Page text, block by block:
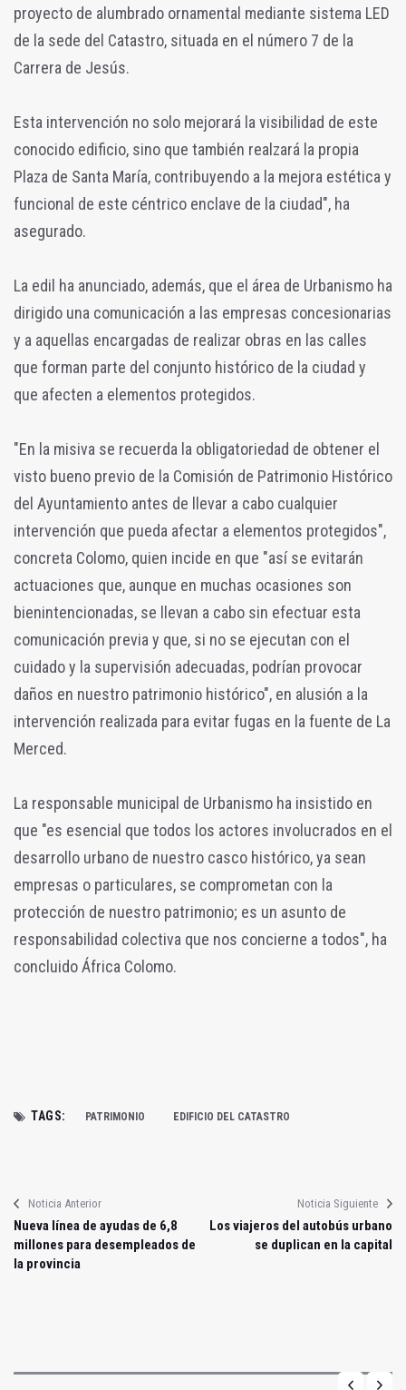
proyecto de alumbrado ornamental mediante sistema LED
de la sede del Catastro, situada en el número 7 de la
Carrera de Jesús.
Esta intervención no solo mejorará la visibilidad de este
conocido edificio, sino que también realzará la propia
Plaza de Santa María, contribuyendo a la mejora estética y
funcional de este céntrico enclave de la ciudad", ha
asegurado.
La edil ha anunciado, además, que el área de Urbanismo ha
dirigido una comunicación a las empresas concesionarias
y a aquellas encargadas de realizar obras en las calles
que forman parte del conjunto histórico de la ciudad y
que afecten a elementos protegidos.
"En la misiva se recuerda la obligatoriedad de obtener el
visto bueno previo de la Comisión de Patrimonio Histórico
del Ayuntamiento antes de llevar a cabo cualquier
intervención que pueda afectar a elementos protegidos",
concreta Colomo, quien incide en que "así se evitarán
actuaciones que, aunque en muchas ocasiones son
bienintencionadas, se llevan a cabo sin efectuar esta
comunicación previa y que, si no se ejecutan con el
cuidado y la supervisión adecuadas, podrían provocar
daños en nuestro patrimonio histórico", en alusión a la
intervención realizada para evitar fugas en la fuente de La
Merced.
La responsable municipal de Urbanismo ha insistido en
que "es esencial que todos los actores involucrados en el
desarrollo urbano de nuestro casco histórico, ya sean
empresas o particulares, se comprometan con la
protección de nuestro patrimonio; es un asunto de
responsabilidad colectiva que nos concierne a todos", ha
concluido África Colomo.
TAGS: PATRIMONIO EDIFICIO DEL CATASTRO
Noticia Anterior
Nueva línea de ayudas de 6,8
millones para desempleados de
la provincia
Noticia Siguiente
Los viajeros del autobús urbano
se duplican en la capital